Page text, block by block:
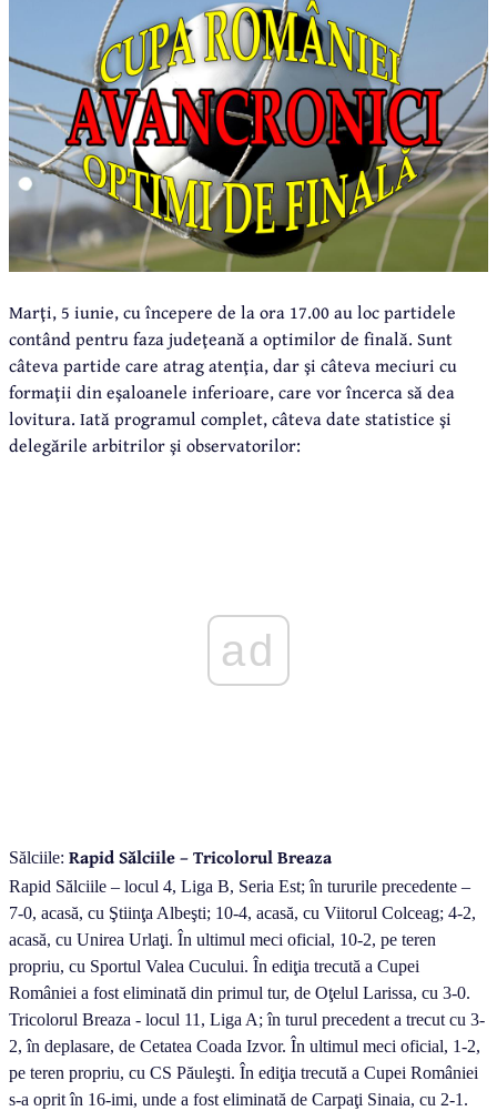
Marţi, 5 iunie, cu începere de la ora 17.00 au loc partidele
contând pentru faza judeţeană a optimilor de finală. Sunt
câteva partide care atrag atenţia, dar şi câteva meciuri cu
formaţii din eşaloanele inferioare, care vor încerca să dea
lovitura. Iată programul complet, câteva date statistice şi
delegările arbitrilor şi observatorilor:
ad
Sălciile: Rapid Sălciile – Tricolorul Breaza
Rapid Sălciile – locul 4, Liga B, Seria Est; în tururile precedente –
7-0, acasă, cu Ştiinţa Albeşti; 10-4, acasă, cu Viitorul Colceag; 4-2,
acasă, cu Unirea Urlaţi. În ultimul meci oficial, 10-2, pe teren
propriu, cu Sportul Valea Cucului. În ediţia trecută a Cupei
României a fost eliminată din primul tur, de Oţelul Larissa, cu 3-0.
Tricolorul Breaza - locul 11, Liga A; în turul precedent a trecut cu 3-
2, în deplasare, de Cetatea Coada Izvor. În ultimul meci oficial, 1-2,
pe teren propriu, cu CS Păuleşti. În ediţia trecută a Cupei României
s-a oprit în 16-imi, unde a fost eliminată de Carpaţi Sinaia, cu 2-1.